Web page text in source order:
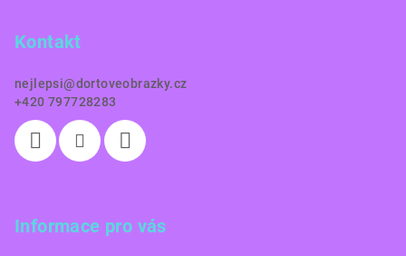
Kontakt
nejlepsi@dortoveobrazky.cz
+420 797728283
Informace pro vás